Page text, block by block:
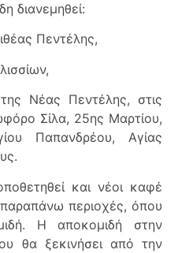
διανεμηθεί:
Πεντέλης,
Νέας Πεντέλης, στις
Σίλα, 25ης Μαρτίου,
Παπανδρέου, Αγίας
και νέοι καφέ
περιοχές, όπου
Η αποκομιδή στην
θα ξεκινήσει από την